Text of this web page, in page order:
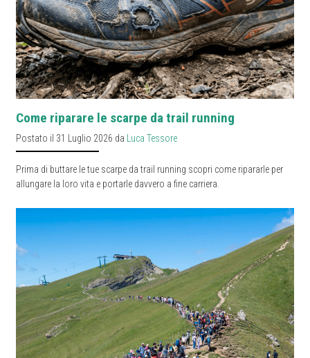
Come riparare le scarpe da trail running
Postato il 31 Luglio 2026 da Luca Tessore
Prima di buttare le tue scarpe da trail running scopri come ripararle per
allungare la loro vita e portarle davvero a fine carriera.